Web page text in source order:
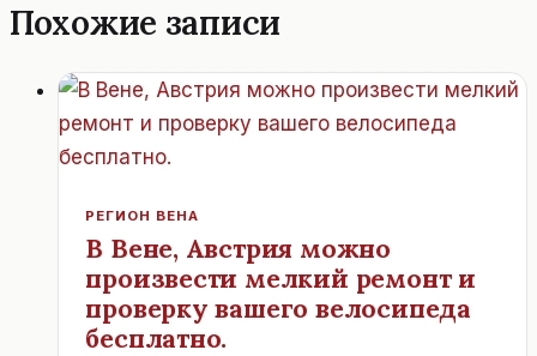
Похожие записи
РЕГИОН ВЕНА
В Вене, Австрия можно
произвести мелкий ремонт и
проверку вашего велосипеда
бесплатно.